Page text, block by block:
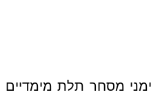
מסחר תלת מימדיים